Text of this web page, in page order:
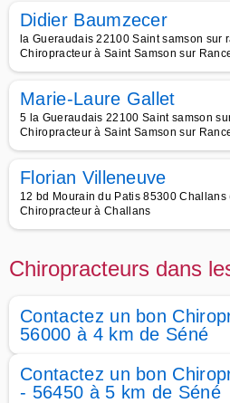
Didier Baumzecer
la Gueraudais 22100 Saint samson sur
Chiropracteur à Saint Samson sur
Marie-Laure Gallet
5 la Gueraudais 22100 Saint samson
Chiropracteur à Saint Samson sur
Florian Villeneuve
12 bd Mourain du Patis 85300 Challans
Chiropracteur à Challans
Chiropracteurs dans
Contactez un bon
56000 à 4 km de Séné
Contactez un bon
- 56450 à 5 km de Séné